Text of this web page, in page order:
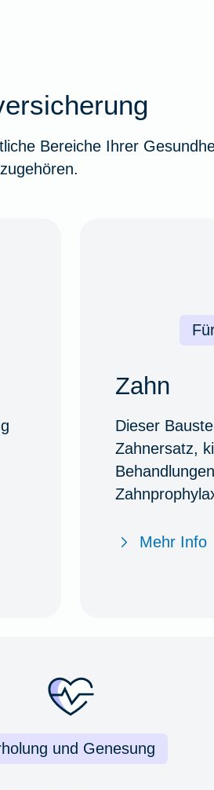
Bereiche Ihrer
Zahn
Dieser
Zahnersatz,
Mehr Info
und Genesung